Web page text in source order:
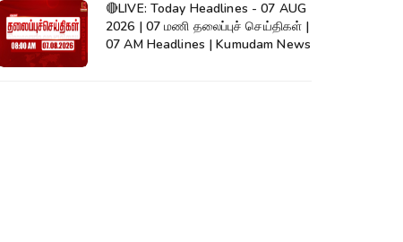
🔴LIVE: Today Headlines - 07 AUG
2026 | 07 மணி தலைப்புச் செய்திகள் |
07 AM Headlines | Kumudam News